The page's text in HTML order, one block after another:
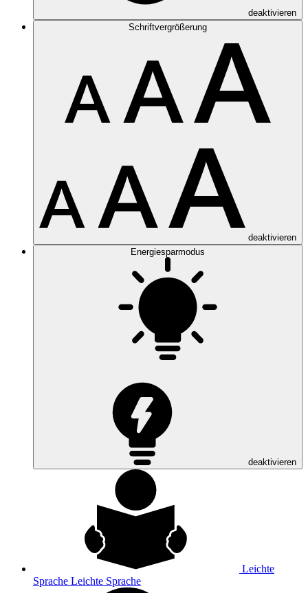
deaktivieren
Schriftvergrößerung
deaktivieren
Energiesparmodus
deaktivieren
Leichte
Sprache Leichte Sprache